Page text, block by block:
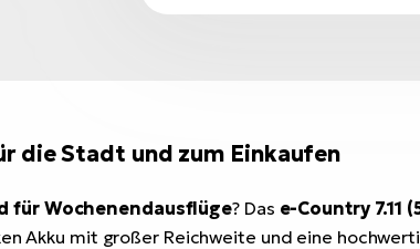
die Stadt und zum Einkaufen
für Wochenendausflüge? Das e-Country 7.11
Akku mit großer Reichweite und eine